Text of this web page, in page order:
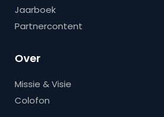
Jaarboek
Partnercontent
Over
Missie & Visie
Colofon